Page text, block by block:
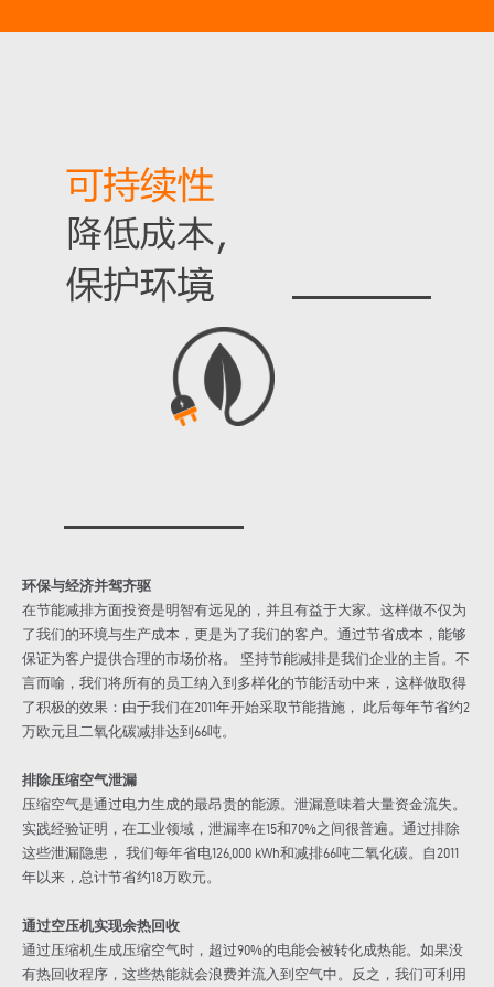
环保与经济并驾齐驱
在节能减排方面投资是明智有远见的，并且有益于大家。这样做不仅为
了我们的环境与生产成本，更是为了我们的客户。通过节省成本，能够
保证为客户提供合理的市场价格。 坚持节能减排是我们企业的主旨。不
言而喻，我们将所有的员工纳入到多样化的节能活动中来，这样做取得
了积极的效果：由于我们在2011年开始采取节能措施， 此后每年节省约2
万欧元且二氧化碳减排达到66吨。
排除压缩空气泄漏
压缩空气是通过电力生成的最昂贵的能源。泄漏意味着大量资金流失。
实践经验证明，在工业领域，泄漏率在15和70%之间很普遍。通过排除
这些泄漏隐患， 我们每年省电126,000 kWh和减排66吨二氧化碳。自2011
年以来，总计节省约18万欧元。
通过空压机实现余热回收
通过压缩机生成压缩空气时，超过90%的电能会被转化成热能。如果没
有热回收程序，这些热能就会浪费并流入到空气中。反之，我们可利用